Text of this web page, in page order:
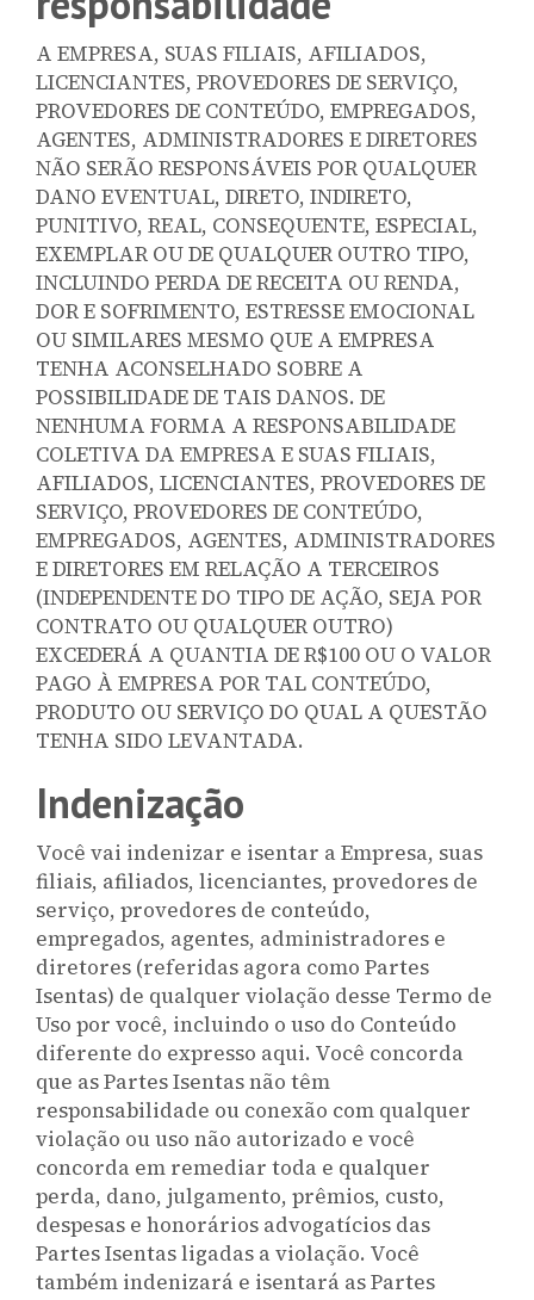
A EMPRESA, SUAS FILIAIS, AFILIADOS,
LICENCIANTES, PROVEDORES DE SERVIÇO,
PROVEDORES DE CONTEÚDO, EMPREGADOS,
AGENTES, ADMINISTRADORES E DIRETORES
NÃO SERÃO RESPONSÁVEIS POR QUALQUER
DANO EVENTUAL, DIRETO, INDIRETO,
PUNITIVO, REAL, CONSEQUENTE, ESPECIAL,
EXEMPLAR OU DE QUALQUER OUTRO TIPO,
INCLUINDO PERDA DE RECEITA OU RENDA,
DOR E SOFRIMENTO, ESTRESSE EMOCIONAL
OU SIMILARES MESMO QUE A EMPRESA
TENHA ACONSELHADO SOBRE A
POSSIBILIDADE DE TAIS DANOS. DE
NENHUMA FORMA A RESPONSABILIDADE
COLETIVA DA EMPRESA E SUAS FILIAIS,
AFILIADOS, LICENCIANTES, PROVEDORES DE
SERVIÇO, PROVEDORES DE CONTEÚDO,
EMPREGADOS, AGENTES, ADMINISTRADORES
E DIRETORES EM RELAÇÃO A TERCEIROS
(INDEPENDENTE DO TIPO DE AÇÃO, SEJA POR
CONTRATO OU QUALQUER OUTRO)
EXCEDERÁ A QUANTIA DE R$100 OU O VALOR
PAGO À EMPRESA POR TAL CONTEÚDO,
PRODUTO OU SERVIÇO DO QUAL A QUESTÃO
TENHA SIDO LEVANTADA.
Indenização
Você vai indenizar e isentar a Empresa, suas
filiais, afiliados, licenciantes, provedores de
serviço, provedores de conteúdo,
empregados, agentes, administradores e
diretores (referidas agora como Partes
Isentas) de qualquer violação desse Termo de
Uso por você, incluindo o uso do Conteúdo
diferente do expresso aqui. Você concorda
que as Partes Isentas não têm
responsabilidade ou conexão com qualquer
violação ou uso não autorizado e você
concorda em remediar toda e qualquer
perda, dano, julgamento, prêmios, custo,
despesas e honorários advogatícios das
Partes Isentas ligadas a violação. Você
também indenizará e isentará as Partes